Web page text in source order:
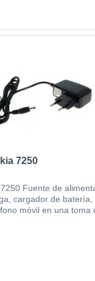
7250
Fuente de
cargador de batería,
móvil en una toma